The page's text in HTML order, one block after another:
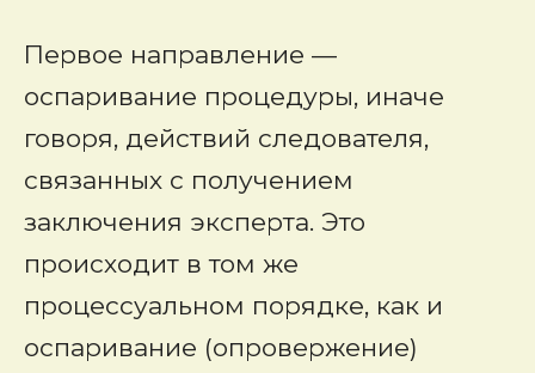
Первое направление —
оспаривание процедуры, иначе
говоря, действий следователя,
связанных с получением
заключения эксперта. Это
происходит в том же
процессуальном порядке, как и
оспаривание (опровержение)